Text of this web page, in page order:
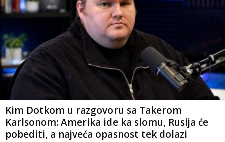
Kim Dotkom u razgovoru sa Takerom
Karlsonom: Amerika ide ka slomu, Rusija će
pobediti, a najveća opasnost tek dolazi